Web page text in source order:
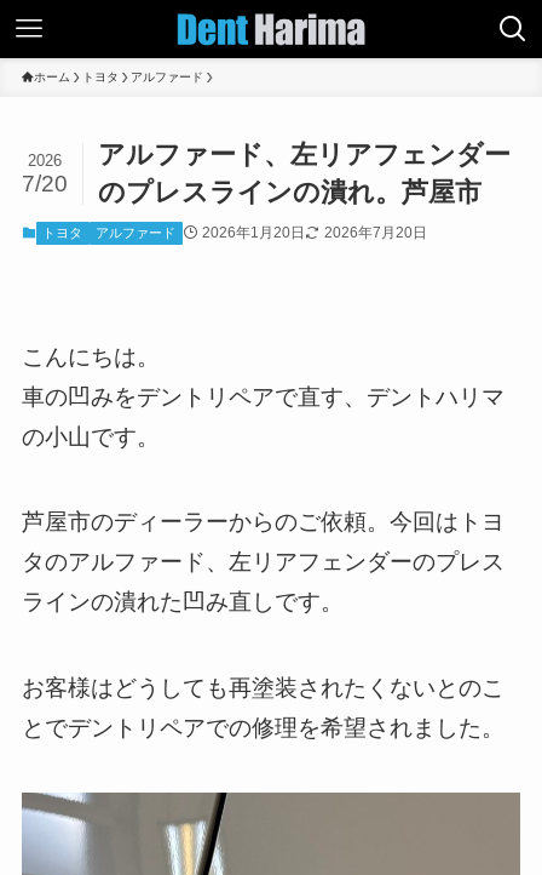
ホーム トヨタ アルファード
アルファード、左リアフェンダー
のプレスラインの潰れ。芦屋市
2026
7/20
トヨタ アルファード 2026年1月20日 2026年7月20日
こんにちは。
車の凹みをデントリペアで直す、デントハリマ
の小山です。
芦屋市のディーラーからのご依頼。今回はトヨ
タのアルファード、左リアフェンダーのプレス
ラインの潰れた凹み直しです。
お客様はどうしても再塗装されたくないとのこ
とでデントリペアでの修理を希望されました。